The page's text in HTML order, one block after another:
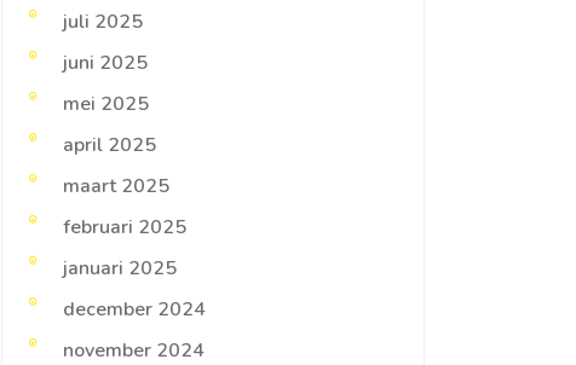
juli 2025
juni 2025
mei 2025
april 2025
maart 2025
februari 2025
januari 2025
december 2024
november 2024